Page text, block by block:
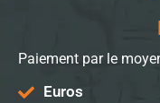
Paiement par le
Euros